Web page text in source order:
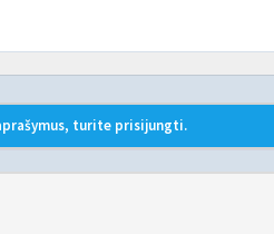
turite prisijungti.